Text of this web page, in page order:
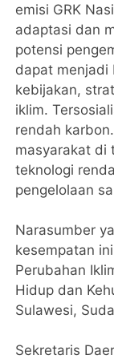
emisi GRK
adaptasi dan
potensi
dapat menjadi
kebijakan,
iklim.
rendah
masyarakat di
teknologi
pengelolaan
Narasumber
kesempatan
Perubahan
Hidup dan
Sulawesi,
Sekretaris